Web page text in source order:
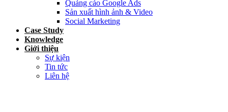
Quảng cáo Google Ads
Sản xuất hình ảnh & Video
Social Marketing
Case Study
Knowledge
Giới thiệu
Sự kiện
Tin tức
Liên hệ